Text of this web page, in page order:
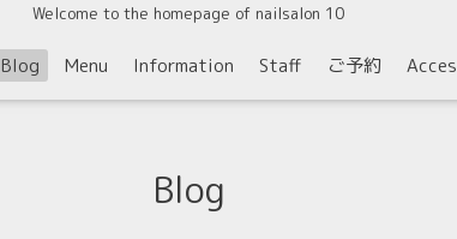
Welcome to the homepage of nailsalon 10
Blog Menu Information Staff ご予約
Blog